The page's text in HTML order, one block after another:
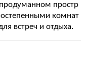
простр
комнат
встреч и отдыха.